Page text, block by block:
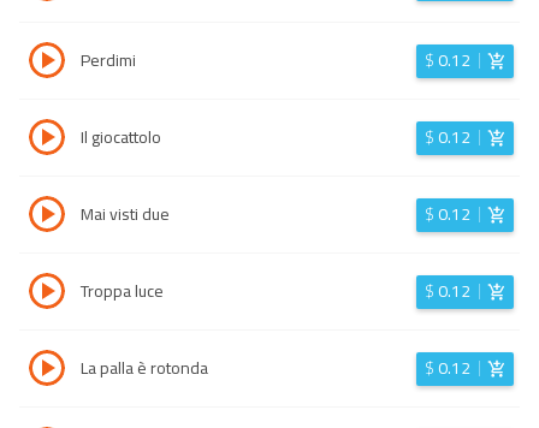
Perdimi $0.12
Il giocattolo $0.12
Mai visti due $0.12
Troppa luce $0.12
La palla è rotonda $0.12